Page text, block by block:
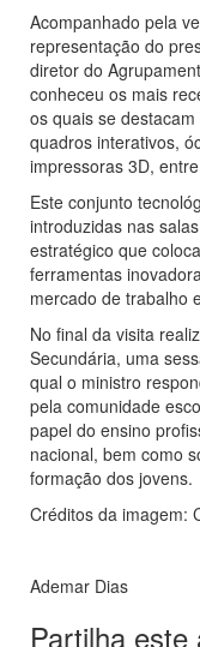
Acompanhado pela
representação do
diretor do
conheceu os mais
os quais se
quadros interativos,
impressoras 3D,
Este conjunto
introduzidas nas
estratégico que
ferramentas
mercado de trabalho
No final da visita
Secundária, uma
qual o ministro
pela comunidade
papel do ensino
nacional, bem como
formação dos jovens.
Créditos da imagem:
Ademar Dias
Partilha este